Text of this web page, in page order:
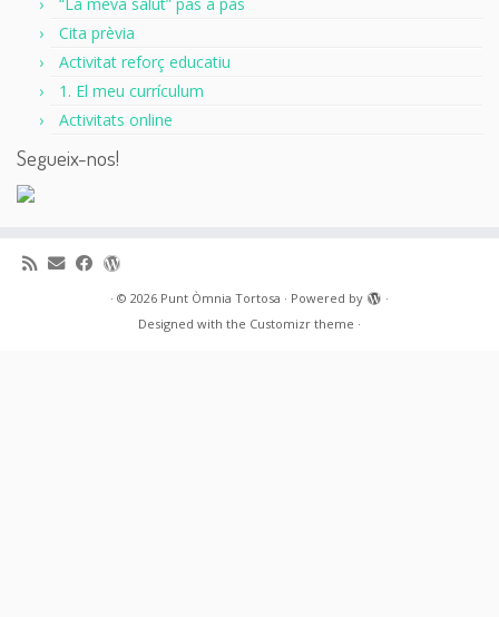
Cita prèvia
Activitat reforç educatiu
1. El meu currículum
Activitats online
Segueix-nos!
· © 2026 Punt Òmnia Tortosa · Powered by
·
Designed with the Customizr theme ·